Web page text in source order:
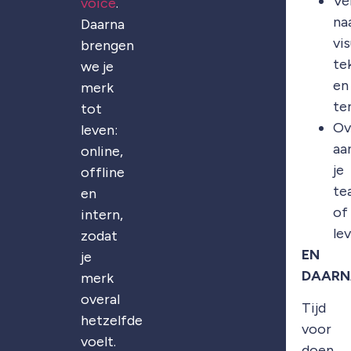
Daarna
brengen
we je
merk
tot
leven:
online,
offline
en
intern,
zodat
je
merk
overal
hetzelfde
voelt.
en
je
of
EN
Tijd
voor